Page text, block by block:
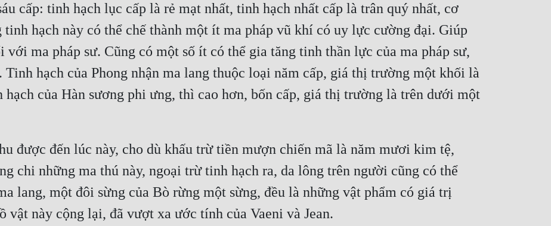
cấp: tinh hạch lục cấp là rẻ mạt nhất, tinh hạch nhất cấp là trân quý nhất, cơ
hạch này có thể chế thành một ít ma pháp vũ khí có uy lực cường đại. Giúp
với ma pháp sư. Cũng có một số ít có thể gia tăng tinh thần lực của ma pháp sư,
Tinh hạch của Phong nhận ma lang thuộc loại năm cấp, giá thị trường một khối là
của Hàn sương phi ưng, thì cao hơn, bốn cấp, giá thị trường là trên dưới một
được đến lúc này, cho dù khấu trừ tiền mượn chiến mã là năm mươi kim tệ,
chi những ma thú này, ngoại trừ tinh hạch ra, da lông trên người cũng có thể
lang, một đôi sừng của Bò rừng một sừng, đều là những vật phẩm có giá trị
vật này cộng lại, đã vượt xa ước tính của Vaeni và Jean.